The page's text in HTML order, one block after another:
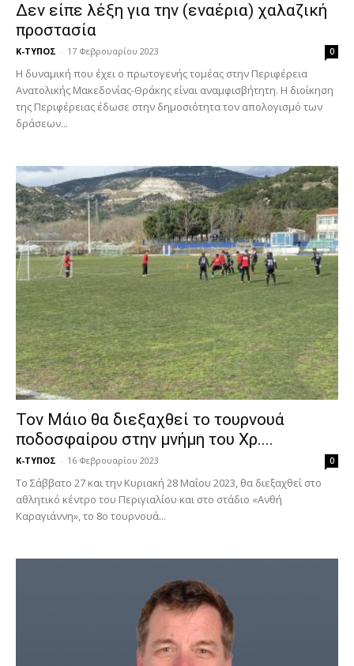
Δεν είπε λέξη για την (εναέρια) χαλαζική
προστασία
Κ-ΤΥΠΟΣ - 17 Φεβρουαρίου 2023 0
Η δυναμική που έχει ο πρωτογενής τομέας στην Περιφέρεια
Ανατολικής Μακεδονίας-Θράκης είναι αναμφισβήτητη. Η διοίκηση
της Περιφέρειας έδωσε στην δημοσιότητα τον απολογισμό των
δράσεων...
Τον Μάιο θα διεξαχθεί το τουρνουά
ποδοσφαίρου στην μνήμη του Χρ....
Κ-ΤΥΠΟΣ - 16 Φεβρουαρίου 2023 0
Το Σάββατο 27 και την Κυριακή 28 Μαΐου 2023, θα διεξαχθεί στο
αθλητικό κέντρο του Περιγιαλίου και στο στάδιο «Ανθή
Καραγιάννη», το 8ο τουρνουά...